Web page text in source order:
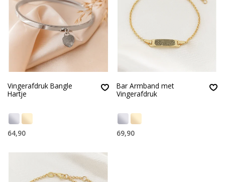
Vingerafdruk Bangle
Hartje
64,90
Bar Armband met
Vingerafdruk
69,90